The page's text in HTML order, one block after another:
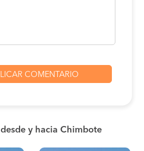
desde y hacia Chimbote